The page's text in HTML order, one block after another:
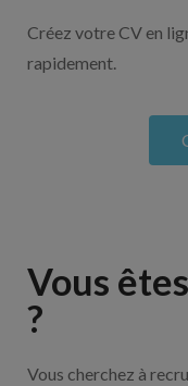
Créez votre CV en
rapidement.
Vous
?
Vous cherchez à